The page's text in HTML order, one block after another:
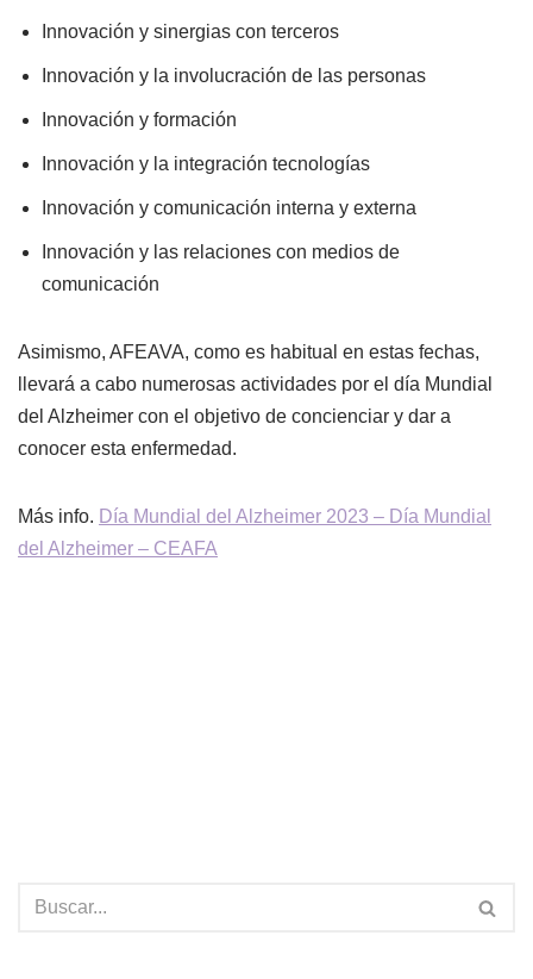
Innovación y sinergias con terceros
Innovación y la involucración de las personas
Innovación y formación
Innovación y la integración tecnologías
Innovación y comunicación interna y externa
Innovación y las relaciones con medios de
comunicación
Asimismo, AFEAVA, como es habitual en estas fechas,
llevará a cabo numerosas actividades por el día Mundial
del Alzheimer con el objetivo de concienciar y dar a
conocer esta enfermedad.
Más info. Día Mundial del Alzheimer 2023 – Día Mundial
del Alzheimer – CEAFA